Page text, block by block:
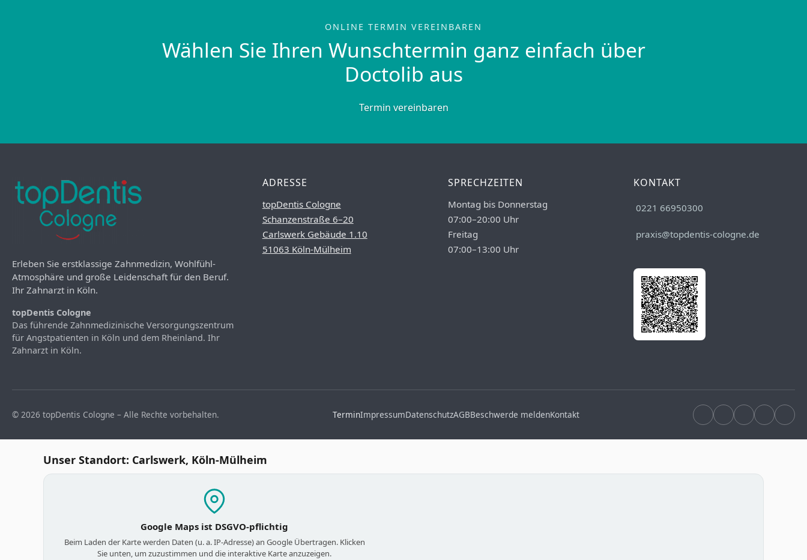
ONLINE TERMIN VEREINBAREN
Wählen Sie Ihren Wunschtermin ganz einfach über
Doctolib aus
Termin vereinbaren
Erleben Sie erstklassige Zahnmedizin, Wohlfühl-
Atmosphäre und große Leidenschaft für den Beruf.
Ihr Zahnarzt in Köln.
topDentis Cologne
Das führende Zahnmedizinische Versorgungszentrum
für Angstpatienten in Köln und dem Rheinland. Ihr
Zahnarzt in Köln.
ADRESSE
topDentis Cologne
Schanzenstraße 6–20
Carlswerk Gebäude 1.10
51063 Köln-Mülheim
SPRECHZEITEN
Montag bis Donnerstag
07:00–20:00 Uhr
Freitag
07:00–13:00 Uhr
KONTAKT
0221 66950300
praxis@topdentis-cologne.de
© 2026 topDentis Cologne – Alle Rechte vorbehalten. TerminImpressumDatenschutzAGBBeschwerde meldenKontakt
Unser Standort: Carlswerk, Köln-Mülheim
Google Maps ist DSGVO-pflichtig
Beim Laden der Karte werden Daten (u. a. IP-Adresse) an Google Übertragen. Klicken
Sie unten, um zuzustimmen und die interaktive Karte anzuzeigen.